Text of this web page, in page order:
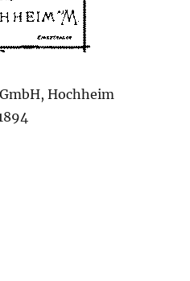
Hochheim